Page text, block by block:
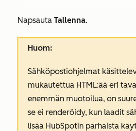
Napsauta Tallenna.
Huom:
Sähköpostiohjelmat
mukautettua HTML:ää eri
enemmän muotoilua, on
se ei renderöidy, kun laadit
lisää HubSpotin parhaista